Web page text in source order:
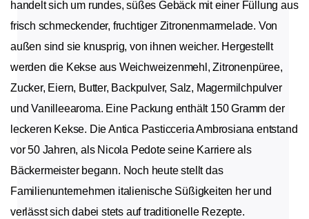
handelt sich um rundes, süßes Gebäck mit einer Füllung aus
frisch schmeckender, fruchtiger Zitronenmarmelade. Von
außen sind sie knusprig, von ihnen weicher. Hergestellt
werden die Kekse aus Weichweizenmehl, Zitronenpüree,
Zucker, Eiern, Butter, Backpulver, Salz, Magermilchpulver
und Vanilleearoma. Eine Packung enthält 150 Gramm der
leckeren Kekse. Die Antica Pasticceria Ambrosiana entstand
vor 50 Jahren, als Nicola Pedote seine Karriere als
Bäckermeister begann. Noch heute stellt das
Familienunternehmen italienische Süßigkeiten her und
verlässt sich dabei stets auf traditionelle Rezepte.